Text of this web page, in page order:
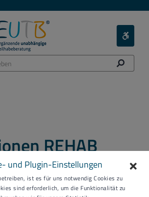
Toggle
Menü
REHAB
und Plugin-Einstellungen
ist es für uns notwendig Cookies zu
sind erforderlich, um die Funktionalität zu